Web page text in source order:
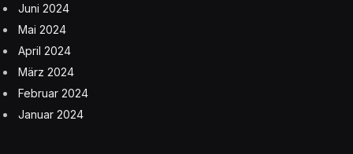
Juni 2024
Mai 2024
April 2024
März 2024
Februar 2024
Januar 2024